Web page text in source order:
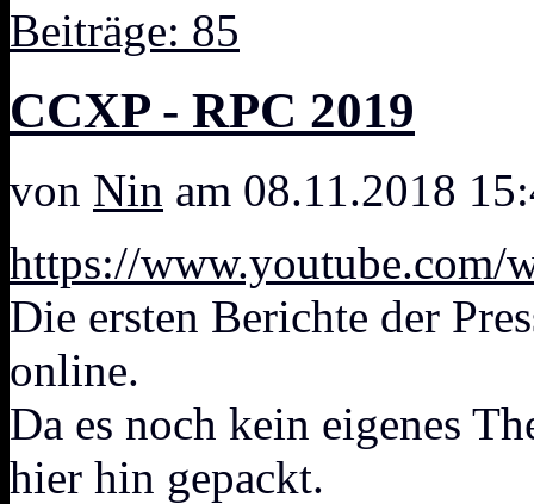
Beiträge: 85
CCXP - RPC 2019
von Nin am 08.11.2018
https://www.youtube.com/
Die ersten Berichte der
online.
Da es noch kein eigenes
hier hin gepackt.